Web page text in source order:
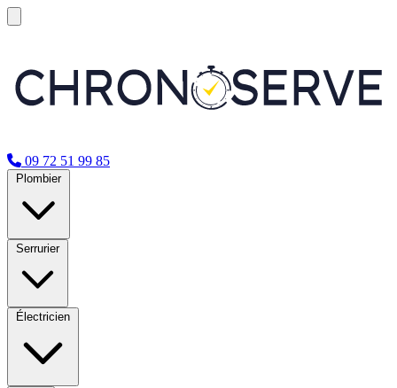
09 72 51 99 85
Plombier
Serrurier
Électricien